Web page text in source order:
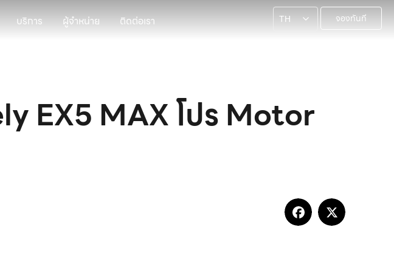
บริการ ผู้จำหน่าย ติดต่อเรา TH จองทันที
EX5 MAX โปร Motor